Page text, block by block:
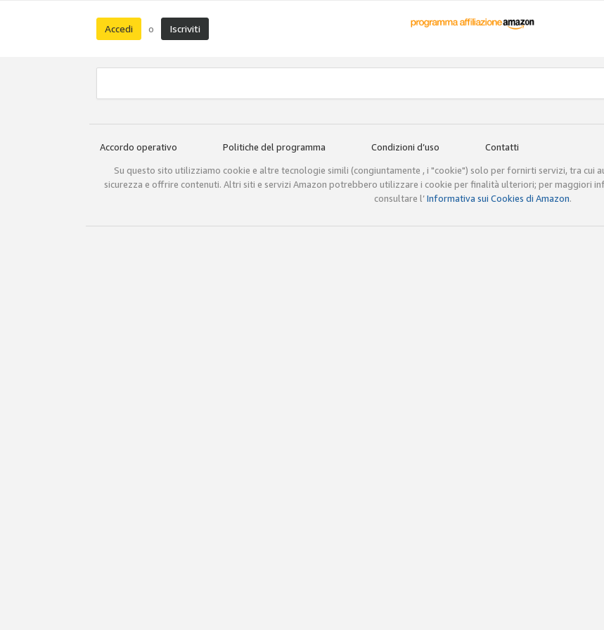
Accedi o Iscriviti
Accordo operativo Politiche del programma Condizioni d’uso Contatti
Su questo sito utilizziamo cookie e altre tecnologie simili (congiuntamente , i "cookie") solo per fornirti servizi, tra cui
sicurezza e offrire contenuti. Altri siti e servizi Amazon potrebbero utilizzare i cookie per finalità ulteriori; per maggiori
consultare l’Informativa sui Cookies di Amazon.